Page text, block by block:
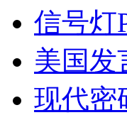
信号灯
美国发
现代